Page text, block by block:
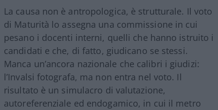
La causa non è antropologica, è strutturale. Il voto
di Maturità lo assegna una commissione in cui
pesano i docenti interni, quelli che hanno istruito i
candidati e che, di fatto, giudicano se stessi.
Manca un’ancora nazionale che calibri i giudizi:
l’Invalsi fotografa, ma non entra nel voto. Il
risultato è un simulacro di valutazione,
autoreferenziale ed endogamico, in cui il metro